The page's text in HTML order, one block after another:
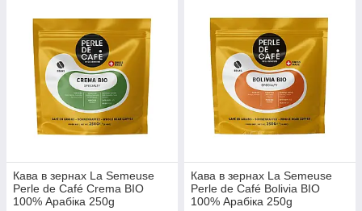
Кава в зернах La Semeuse
Perle de Café Crema BIO
100% Арабіка 250g
Кава в зернах La Semeuse
Perle de Café Bolivia BIO
100% Арабіка 250g